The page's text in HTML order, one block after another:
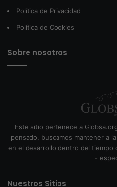
Política de Privacidad
Política de Cookies
Sobre nosotros
Este sitio pertenece a
pensado, buscamos mantener a
en el desarrollo dentro del tiempo
-
Nuestros Sitios